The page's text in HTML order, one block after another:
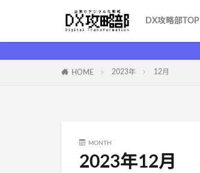
DX攻略部TOP
HOME 2023年 12月
MONTH
2023年12月